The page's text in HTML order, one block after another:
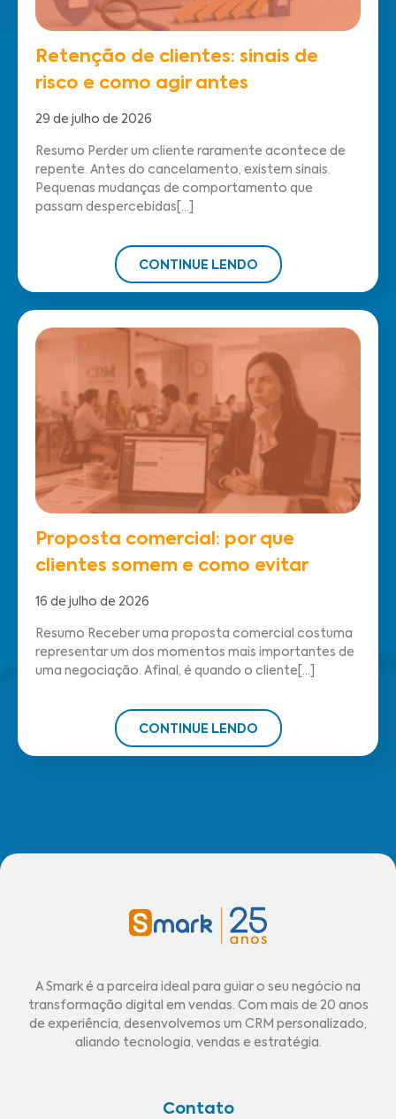
Retenção de clientes: sinais de
risco e como agir antes
29 de julho de 2026
Resumo Perder um cliente raramente acontece de
repente. Antes do cancelamento, existem sinais.
Pequenas mudanças de comportamento que
passam despercebidas[...]
CONTINUE LENDO
Proposta comercial: por que
clientes somem e como evitar
16 de julho de 2026
Resumo Receber uma proposta comercial costuma
representar um dos momentos mais importantes de
uma negociação. Afinal, é quando o cliente[...]
CONTINUE LENDO
A Smark é a parceira ideal para guiar o seu negócio na
transformação digital em vendas. Com mais de 20 anos
de experiência, desenvolvemos um CRM personalizado,
aliando tecnologia, vendas e estratégia.
Contato